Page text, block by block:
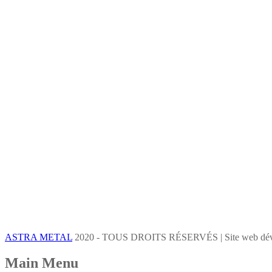
ASTRA METAL 2020 - TOUS DROITS RÉSERVÉS | Site web
Main Menu